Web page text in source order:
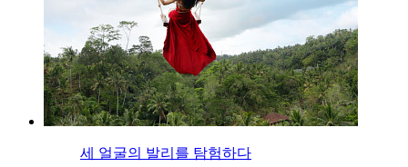
세 얼굴의 발리를 탐험하다